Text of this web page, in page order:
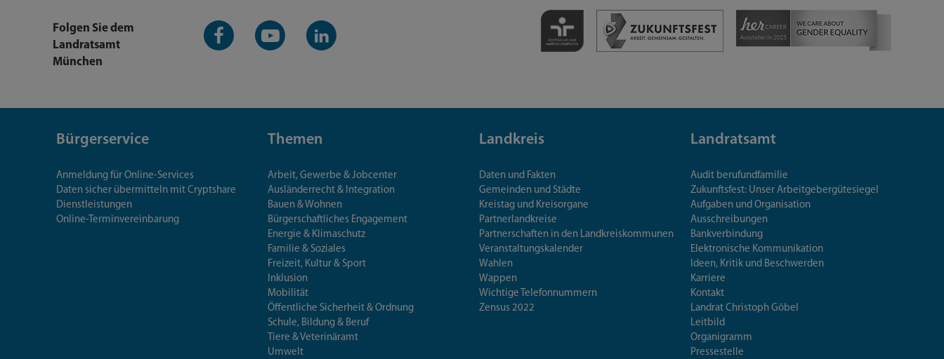
Folgen Sie dem
Landratsamt
München
Facebook-
Seite
YouTube-
Kanal
LinkedIn-
Kanal
Bürgerservice
Anmeldung für Online-Services
Daten sicher übermitteln mit Cryptshare
Dienstleistungen
Online-Terminvereinbarung
Themen
Arbeit, Gewerbe & Jobcenter
Ausländerrecht & Integration
Bauen & Wohnen
Bürgerschaftliches Engagement
Energie & Klimaschutz
Familie & Soziales
Freizeit, Kultur & Sport
Inklusion
Mobilität
Öffentliche Sicherheit & Ordnung
Schule, Bildung & Beruf
Tiere & Veterinäramt
Umwelt
Landkreis
Daten und Fakten
Gemeinden und Städte
Kreistag und Kreisorgane
Partnerlandkreise
Partnerschaften in den Landkreiskommunen
Veranstaltungskalender
Wahlen
Wappen
Wichtige Telefonnummern
Zensus 2022
Landratsamt
Audit berufundfamilie
Zukunftsfest: Unser Arbeitgebergütesiegel
Aufgaben und Organisation
Ausschreibungen
Bankverbindung
Elektronische Kommunikation
Ideen, Kritik und Beschwerden
Karriere
Kontakt
Landrat Christoph Göbel
Leitbild
Organigramm
Pressestelle